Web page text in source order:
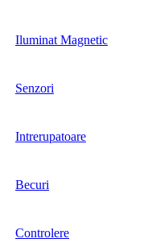
Iluminat Magnetic
Senzori
Intrerupatoare
Becuri
Controlere